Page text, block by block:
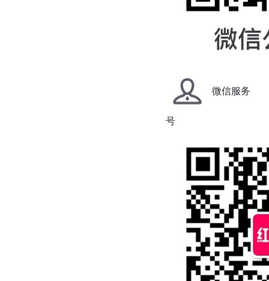
微信服务
号